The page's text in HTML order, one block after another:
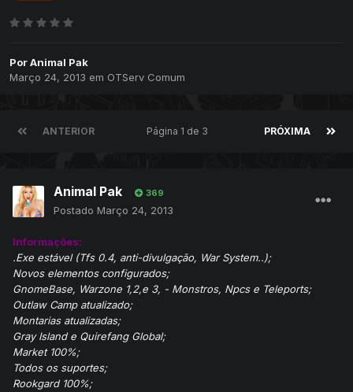
PorAnimal Pak
Março 24, 2013 em OTServ Comum
ANTERIOR PRÓXIMA
Página 1 de 3
Animal Pak 369
Postado Março 24, 2013
Informações:
.Exe estável (Tfs 0.4, anti-divulgação, War System..);
Novos elementos configurados;
GnomeBase, Warzone 1,2,e 3, - Monstros, Npcs e Teleports;
Outlaw Camp atualizado;
Montarias atualizadas;
Gray Island e Quirefang Global;
Market 100%;
Todos os suportes;
Rookgard 100%;